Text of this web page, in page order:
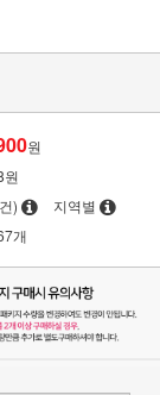
원
원
)
지역별
개